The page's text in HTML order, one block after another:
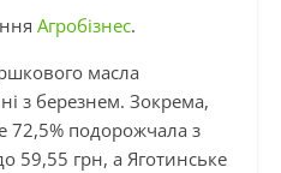
Агробізнес.
масла
з березнем. Зокрема,
72,5% подорожчала з
59,55 грн, а Яготинське